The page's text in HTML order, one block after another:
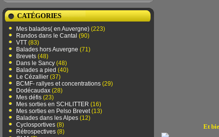
CATÉGORIES
Mes balades( en Auvergne) (223)
Randos dans le Cantal (90)
VTT (83)
Balades hors Auvergne (71)
Brevets (48)
Dans le Sancy (48)
Balades a pied (40)
Le Cézallier (37)
BCMF- rallyes et concentrations (29)
Dodécaudax (28)
Mes défis (23)
Mes sorties en SCHLITTER (16)
Mes sorties en Pelso Brevet(13)
Balades dans les Alpes (12)
Cyclosportives (8)
Rétrospectives (8)
Et